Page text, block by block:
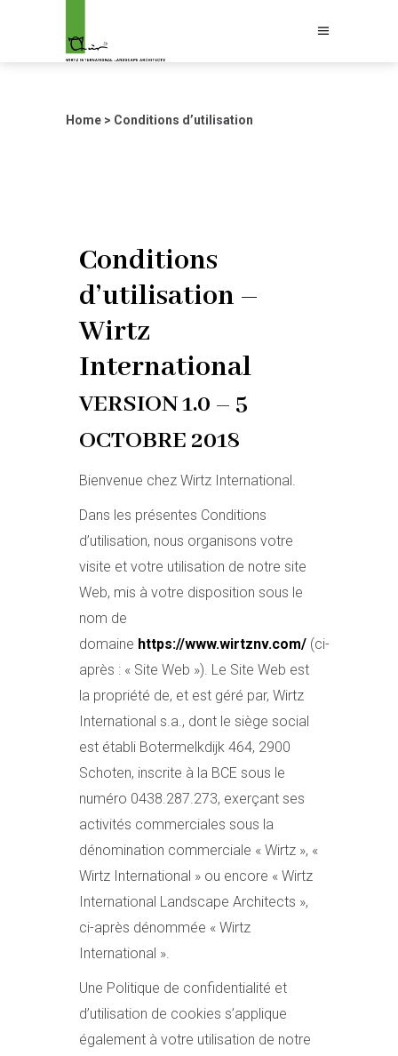
Home > Conditions d’utilisation
Conditions
d’utilisation –
Wirtz
International
VERSION 1.0 – 5
OCTOBRE 2018
Bienvenue chez Wirtz International.
Dans les présentes Conditions
d’utilisation, nous organisons votre
visite et votre utilisation de notre site
Web, mis à votre disposition sous le
nom de
domaine https://www.wirtznv.com/ (ci-
après : « Site Web »). Le Site Web est
la propriété de, et est géré par, Wirtz
International s.a., dont le siège social
est établi Botermelkdijk 464, 2900
Schoten, inscrite à la BCE sous le
numéro 0438.287.273, exerçant ses
activités commerciales sous la
dénomination commerciale « Wirtz », «
Wirtz International » ou encore « Wirtz
International Landscape Architects »,
ci-après dénommée « Wirtz
International ».
Une Politique de confidentialité et
d’utilisation de cookies s’applique
également à votre utilisation de notre